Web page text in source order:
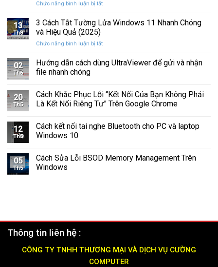
Cứng
Hỏng
Hình
Giác
Trên
C
Chức năng bình luận bị tắtở
Sửa
Âm
Khi
11
13
Th8
3 Cách Tắt Tường Lửa Windows 11 Nhanh Chóng
và Hiệu Quả (2025)
Chức năng bình luận bị tắtở
Cách
Tắt
Windows
11
và
02
Th6
Hướng dẫn cách dùng UltraViewer để gửi và nhận
file nhanh chóng
20
Th5
Cách Khắc Phục Lỗi “Kết Nối Của Bạn Không Phải
Là Kết Nối Riêng Tư” Trên Google Chrome
12
Th5
Cách kết nối tai nghe Bluetooth cho PC và laptop
Windows 10
05
Th5
Cách Sửa Lỗi BSOD Memory Management Trên
Windows
Thông tin liên hệ :
CÔNG TY TNHH THƯƠNG MẠI VÀ DỊCH VỤ CƯỜNG
COMPUTER